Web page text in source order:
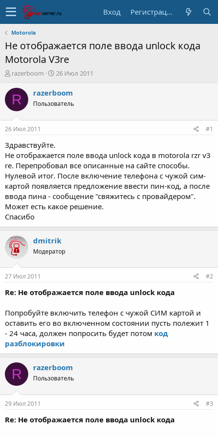
Вход Регистрация
Motorola
Не отображается поле ввода unlock кода
Motorola V3re
А
т
о
р
е
м
ы
razerboom
Д
т
н
26 Июл 2011
R razerboom
Пользователь
26 Июл 2011 #1
Здравствуйте.
Не отображается поле ввода unlock кода в motorola rzr v3
re. Перепробовал все описанные на сайте способы.
Нулевой итог. После включение телефона с чужой сим-
картой появляется предложение ввести пин-код, а после
ввода пина - сообщение "свяжитесь с провайдером".
Может есть какое решение.
Спасибо
dmitrik
Модератор
27 Июл 2011 #2
Re: Не отображается поле ввода unlock кода
Попробуйте включить телефон с чужой СИМ картой и
оставить его во включенном состоянии пусть полежит 1
- 24 часа, должен попросить будет потом код
разблокировки
R razerboom
Пользователь
29 Июл 2011 #3
Re: Не отображается поле ввода unlock кода